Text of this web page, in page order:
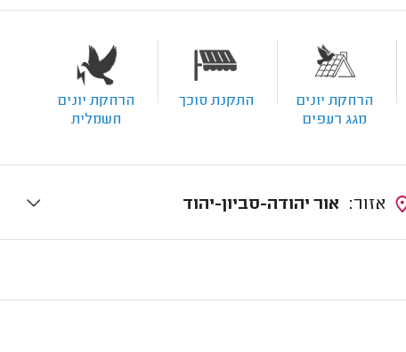
הרחקת יונים
מגג רעפים
התקנת סוכך
הרחקת יונים
חשמלית
אור יהודה-סביון-יהוד